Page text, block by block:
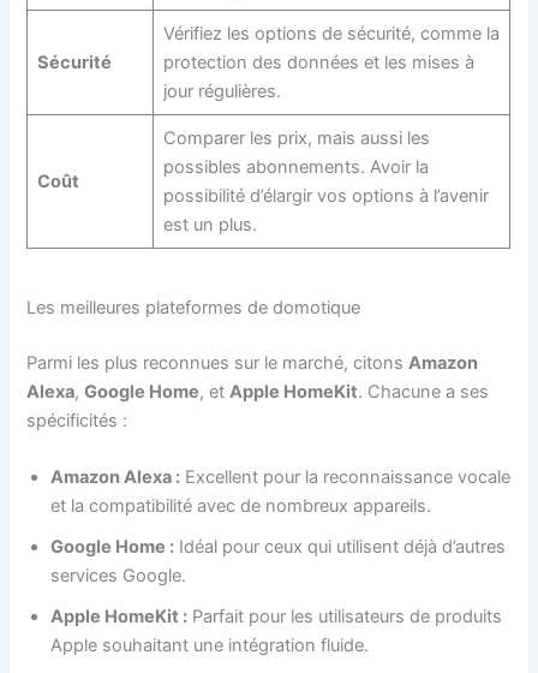
Sécurité
Vérifiez les options de sécurité, comme la
protection des données et les mises à
jour régulières.
Coût
Comparer les prix, mais aussi les
possibles abonnements. Avoir la
possibilité d’élargir vos options à l’avenir
est un plus.
Les meilleures plateformes de domotique
Parmi les plus reconnues sur le marché, citonsAmazon
Alexa,Google Home, etApple HomeKit. Chacune a ses
spécificités :
Amazon Alexa : Excellent pour la reconnaissance vocale
et la compatibilité avec de nombreux appareils.
Google Home : Idéal pour ceux qui utilisent déjà d’autres
services Google.
Apple HomeKit : Parfait pour les utilisateurs de produits
Apple souhaitant une intégration fluide.